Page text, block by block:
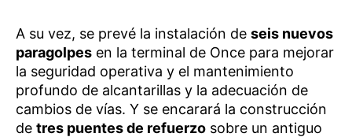
A su vez, se prevé la instalación de seis nuevos
paragolpes en la terminal de Once para mejorar
la seguridad operativa y el mantenimiento
profundo de alcantarillas y la adecuación de
cambios de vías. Y se encarará la construcción
de tres puentes de refuerzo sobre un antiguo